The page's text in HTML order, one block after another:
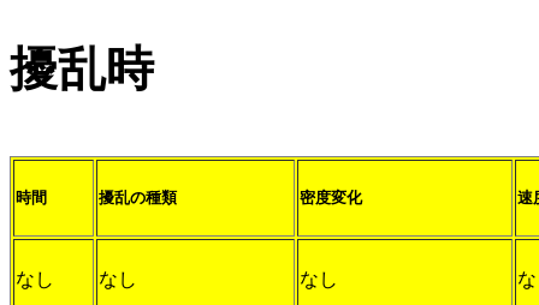
擾乱時
時間 擾乱の種類 密度変化 速
なし なし なし